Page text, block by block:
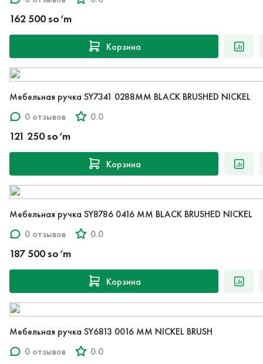
162 500 so‘m
Корзина
Мебельная ручка SY7341 0288MM BLACK BRUSHED NICKEL
0 отзывов
0.0
121 250 so‘m
Корзина
Мебельная ручка SY8786 0416 MM BLACK BRUSHED NICKEL
0 отзывов
0.0
187 500 so‘m
Корзина
Мебельная ручка SY6813 0016 MM NICKEL BRUSH
0 отзывов
0.0